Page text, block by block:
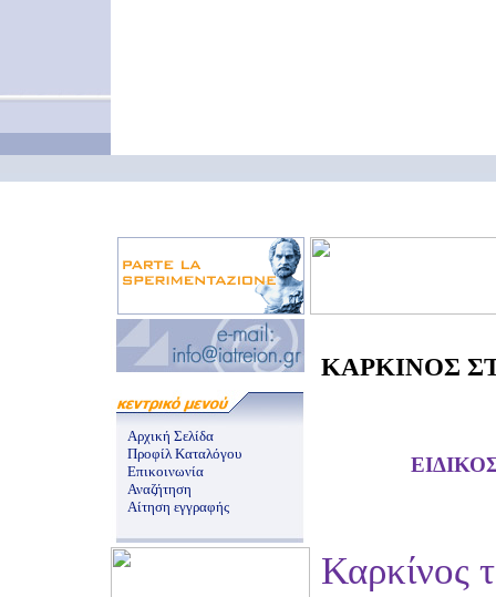
Αρχική Σελίδα
Προφίλ Καταλόγου
Επικοινωνία
Αναζήτηση
Αίτηση εγγραφής
ΚΑΡΚΙΝΟΣ
Καρκίνος